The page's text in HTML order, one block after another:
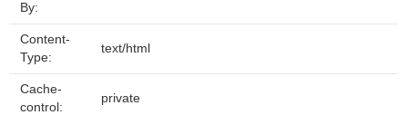
By:
Content-
Type:
text/html
Cache-
control:
private